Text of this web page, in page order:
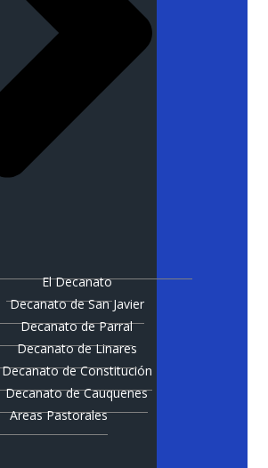
El Decanato
Decanato de San Javier
Decanato de Parral
Decanato de Linares
Decanato de Constitución
Decanato de Cauquenes
Areas Pastorales